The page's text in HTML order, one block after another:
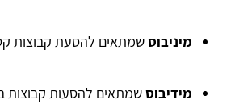
מיניבוסשמתאים להסעת קבוצות קטנות
מידיבוסשמתאים להסעות קבוצות